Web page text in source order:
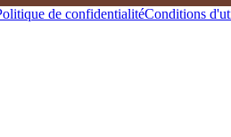
de confidentialitéConditions